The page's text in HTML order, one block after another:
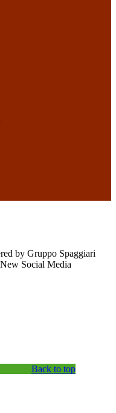
by Gruppo Spaggiari
Social Media
Back to top